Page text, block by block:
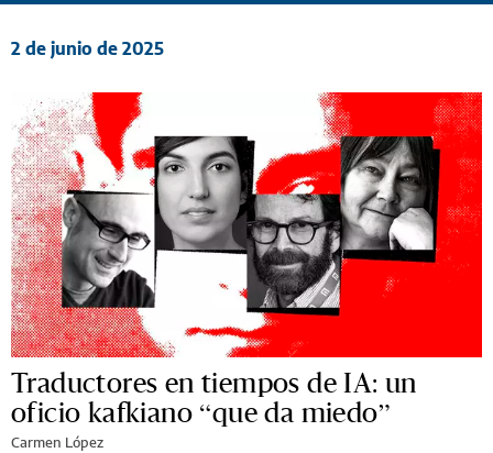
2 de junio de 2025
Traductores en tiempos de IA: un
oficio kafkiano “que da miedo”
Carmen López